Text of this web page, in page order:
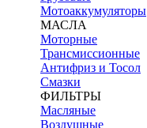
Мотоаккумуляторы
МАСЛА
Моторные
Трансмиссионные
Антифриз и Тосол
Смазки
ФИЛЬТРЫ
Масляные
Воздушные